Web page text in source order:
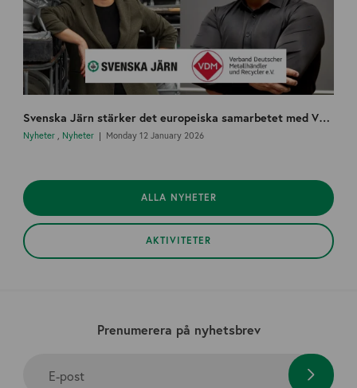
Svenska Järn stärker det europeiska samarbetet med VDM och startar en nordisk arbetsgrupp
Nyheter , Nyheter Monday 12 January 2026
ALLA NYHETER
AKTIVITETER
Prenumerera på nyhetsbrev
E-post